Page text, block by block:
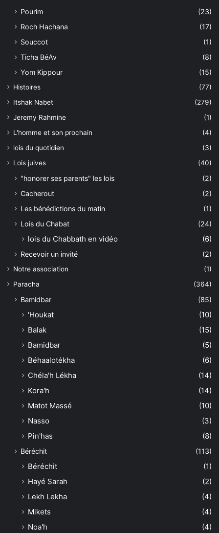
Pourim
(23)
Roch Hachana
(17)
Souccot
(1)
Ticha BéAv
(8)
Yom Kippour
(15)
Histoires
(77)
Itshak Nabet
(279)
Jeremy Rahmine
(1)
L'homme et son prochain
(4)
lois du quotidien
(3)
Lois juives
(40)
"honorer ses parents" les lois
(2)
Cacherout
(2)
Les bénédictions du matin
(1)
Lois du Chabat
(24)
lois du Chabbath en vidéo (6)
Recevoir un invité (2)
Notre association
(1)
Paracha
(364)
Bamidbar (85)
'Houkat
(10)
Balak
(15)
Bamidbar
(5)
Béhaalotékha
(6)
Chéla'h Lékha
(14)
Kora'h
(14)
Matot Massé
(10)
Nasso
(3)
Pin'has
(8)
Béréchit (113)
Béréchit
(1)
Hayé Sarah
(2)
Lekh Lekha
(4)
Mikets
(4)
Noa'h
(4)